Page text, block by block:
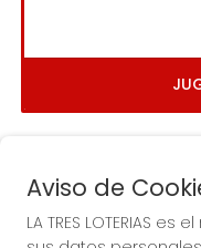
Aviso de
LA TRES LOTERIAS